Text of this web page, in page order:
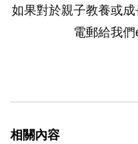
如果對於親子教養或
電郵給我們
相關內容